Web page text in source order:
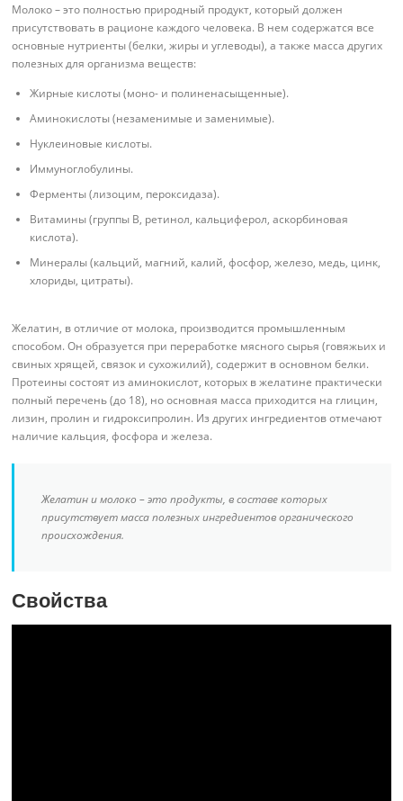
Молоко – это полностью природный продукт, который должен
присутствовать в рационе каждого человека. В нем содержатся все
основные нутриенты (белки, жиры и углеводы), а также масса других
полезных для организма веществ:
Жирные кислоты (моно- и полиненасыщенные).
Аминокислоты (незаменимые и заменимые).
Нуклеиновые кислоты.
Иммуноглобулины.
Ферменты (лизоцим, пероксидаза).
Витамины (группы B, ретинол, кальциферол, аскорбиновая
кислота).
Минералы (кальций, магний, калий, фосфор, железо, медь, цинк,
хлориды, цитраты).
Желатин, в отличие от молока, производится промышленным
способом. Он образуется при переработке мясного сырья (говяжьих и
свиных хрящей, связок и сухожилий), содержит в основном белки.
Протеины состоят из аминокислот, которых в желатине практически
полный перечень (до 18), но основная масса приходится на глицин,
лизин, пролин и гидроксипролин. Из других ингредиентов отмечают
наличие кальция, фосфора и железа.
Желатин и молоко – это продукты, в составе которых
присутствует масса полезных ингредиентов органического
происхождения.
Свойства